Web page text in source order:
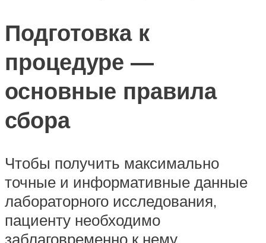
Подготовка к
процедуре —
основные правила
сбора
Чтобы получить максимально
точные и информативные данные
лабораторного исследования,
пациенту необходимо
заблаговременно к нему